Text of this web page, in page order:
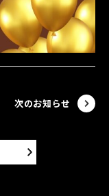
次のお知らせ